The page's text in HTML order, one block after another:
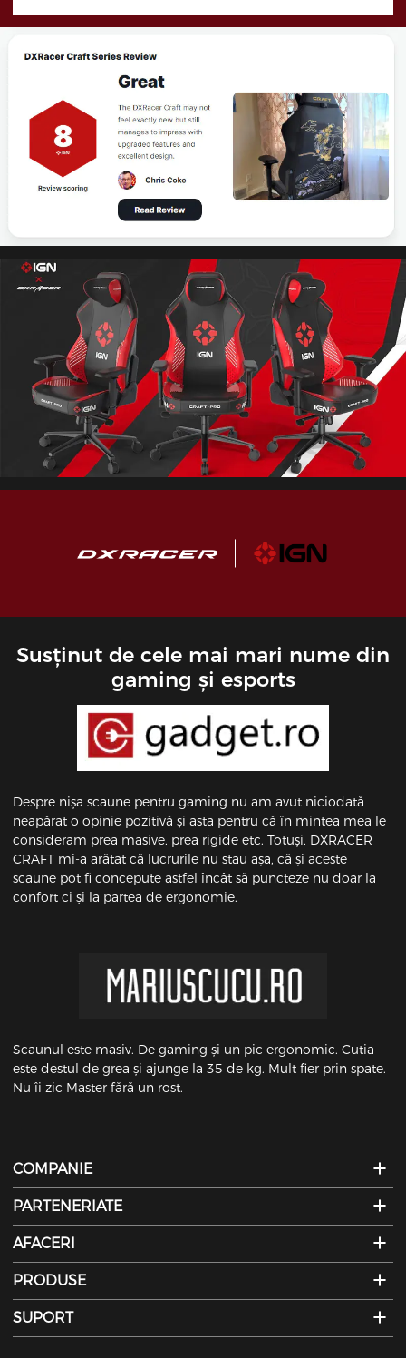
Susținut de cele mai mari nume din
gaming și esports
Despre nișa scaune pentru gaming nu am avut niciodată
neapărat o opinie pozitivă și asta pentru că în mintea mea le
consideram prea masive, prea rigide etc. Totuși, DXRACER
CRAFT mi-a arătat că lucrurile nu stau așa, că și aceste
scaune pot fi concepute astfel încât să puncteze nu doar la
confort ci și la partea de ergonomie.
Scaunul este masiv. De gaming și un pic ergonomic. Cutia
este destul de grea și ajunge la 35 de kg. Mult fier prin spate.
Nu îi zic Master fără un rost.
COMPANIE
PARTENERIATE
AFACERI
PRODUSE
SUPORT